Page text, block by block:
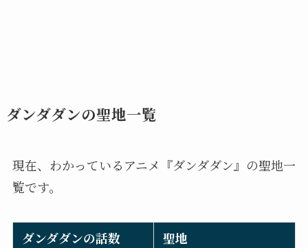
ダンダダンの聖地一覧
現在、わかっているアニメ『ダンダダン』の聖地一
覧です。
ダンダダンの話数
聖地